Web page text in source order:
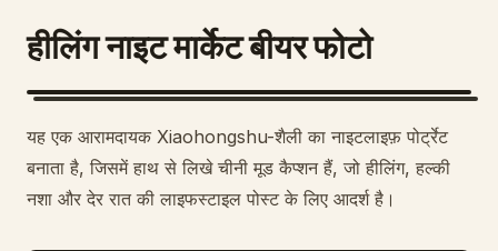
उपयोग के मामले
प्रॉम्प्ट
हीलिंग नाइट मार्केट बीयर फोटो
यह एक आरामदायक Xiaohongshu-शैली का नाइटलाइफ़ पोर्ट्रेट
बनाता है, जिसमें हाथ से लिखे चीनी मूड कैप्शन हैं, जो हीलिंग, हल्की
नशा और देर रात की लाइफस्टाइल पोस्ट के लिए आदर्श है।